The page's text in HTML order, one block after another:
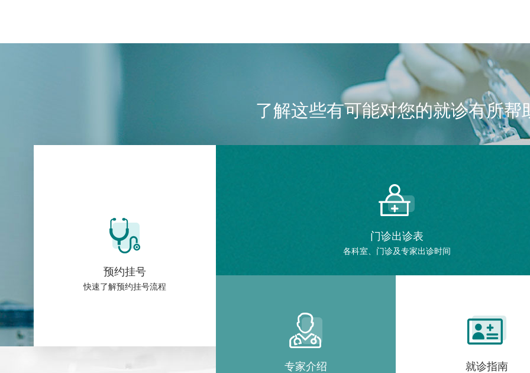
了解这些有可能对您的就诊有所帮
预约挂号
快速了解预约挂号流程
门诊出诊表
各科室、门诊及专家出诊时间
专家介绍 就诊指南